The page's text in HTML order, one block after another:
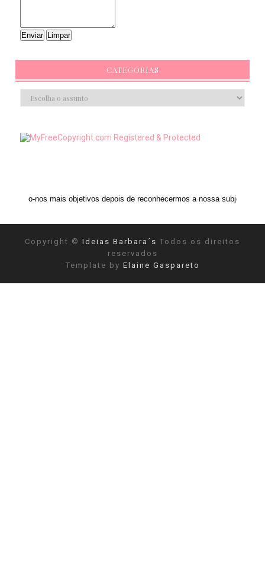
CATEGORIAS
objetivos depois de reconhecermos a nossa subjetividade." ANAIS NIN
Copyright © Ideias Barbara´s Todos os direitos
reservados
Template by Elaine Gaspareto